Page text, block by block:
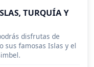
TURQUÍA Y
disfrutas de
sus famosas Islas y el